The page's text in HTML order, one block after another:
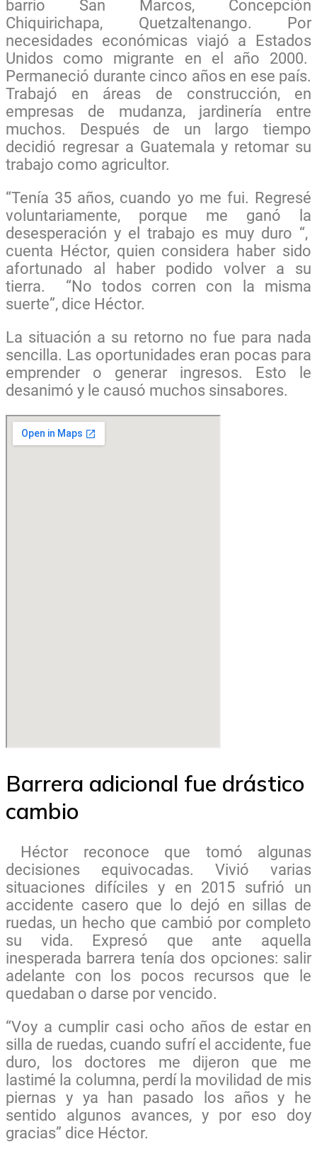
barrio San Marcos, Concepción
Chiquirichapa, Quetzaltenango. Por
necesidades económicas viajó a Estados
Unidos como migrante en el año 2000.
Permaneció durante cinco años en ese país.
Trabajó en áreas de construcción, en
empresas de mudanza, jardinería entre
muchos. Después de un largo tiempo
decidió regresar a Guatemala y retomar su
trabajo como agricultor.
“Tenía 35 años, cuando yo me fui. Regresé
voluntariamente, porque me ganó la
desesperación y el trabajo es muy duro “,
cuenta Héctor, quien considera haber sido
afortunado al haber podido volver a su
tierra. “No todos corren con la misma
suerte”, dice Héctor.
La situación a su retorno no fue para nada
sencilla. Las oportunidades eran pocas para
emprender o generar ingresos. Esto le
desanimó y le causó muchos sinsabores.
Barrera adicional fue drástico
cambio
Héctor reconoce que tomó algunas
decisiones equivocadas. Vivió varias
situaciones difíciles y en 2015 sufrió un
accidente casero que lo dejó en sillas de
ruedas, un hecho que cambió por completo
su vida. Expresó que ante aquella
inesperada barrera tenía dos opciones: salir
adelante con los pocos recursos que le
quedaban o darse por vencido.
“Voy a cumplir casi ocho años de estar en
silla de ruedas, cuando sufrí el accidente, fue
duro, los doctores me dijeron que me
lastimé la columna, perdí la movilidad de mis
piernas y ya han pasado los años y he
sentido algunos avances, y por eso doy
gracias” dice Héctor.